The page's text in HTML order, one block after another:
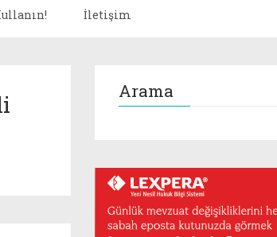
İletişim
Arama